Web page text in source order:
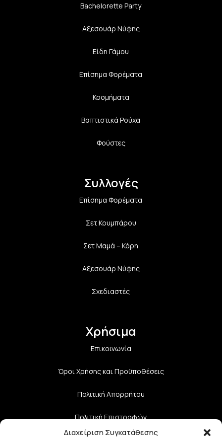
Διαχείριση Συγκατάθεσης
Bachelorette Party
Αξεσουάρ Νύφης
Είδη Γάμου
Επίσημα Φορέματα
Κοσμήματα
Βαπτιστικά Ρούχα
Φούστες
Συλλογές
Επίσημα Φορέματα
Σετ Κουμπάρου
Σετ Μαμά – Κόρη
Αξεσουάρ Νύφης
Σχεδιαστές
Χρήσιμα
Επικοινωνία
Όροι Χρήσης και Προϋποθέσεις
Πολιτική Aπορρήτου
Πολιτική Επιστροφών
Τρόποι Αποστολής